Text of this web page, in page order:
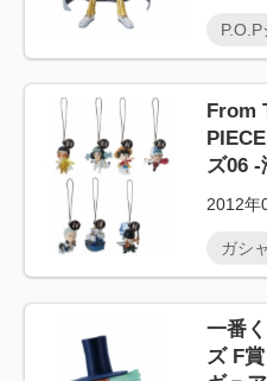
From
ズ06 -
2012年
ガシ
一番
ズ F